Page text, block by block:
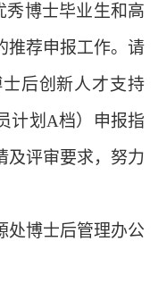
秀博士毕业生和高
推荐申报工作。请
后创新人才支持
计划 A档）申报指
及评审要求，努力
处博士后管理办公